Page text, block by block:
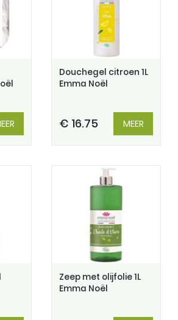
Douchegel citroen 1L
Emma Noël
€ 16.75 MEER
Zeep met olijfolie 1L
Emma Noël